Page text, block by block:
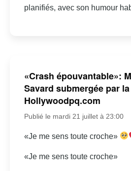
planifiés, avec son humour
«Crash épouvantable»:
Savard submergée par
Hollywoodpq.com
Publié le mardi 21 juillet à 23:00
«Je me sens toute croche»
«Je me sens toute croche»